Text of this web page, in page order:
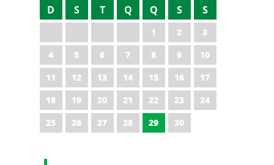
D S T Q Q S S
1 2
3
4
5 6 7 8 9
10
11
12 13 14 15 16
17
18
19 20 21 22 23
24
25
26 27 28 29 30